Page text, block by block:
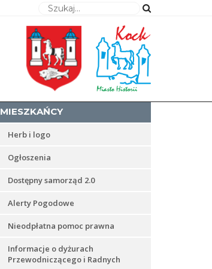
Wyszukaj
MIESZKAŃCY
Herb i logo
Ogłoszenia
Dostępny samorząd 2.0
Alerty Pogodowe
Nieodpłatna pomoc prawna
Informacje o dyżurach
Przewodniczącego i Radnych